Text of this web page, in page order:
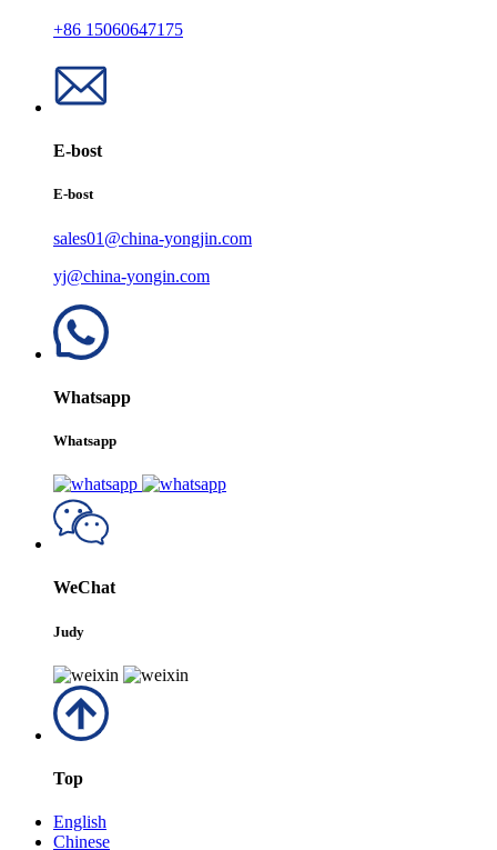
+86 15060647175
E-bost
E-bost
sales01@china-yongjin.com
yj@china-yongin.com
Whatsapp
Whatsapp
WeChat
Judy
Top
English
Chinese